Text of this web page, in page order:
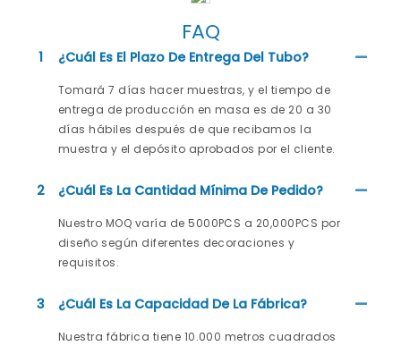
FAQ
1 ¿Cuál Es El Plazo De Entrega Del Tubo?
Tomará 7 días hacer muestras, y el tiempo de
entrega de producción en masa es de 20 a 30
días hábiles después de que recibamos la
muestra y el depósito aprobados por el cliente.
2 ¿Cuál Es La Cantidad Mínima De Pedido?
Nuestro MOQ varía de 5000PCS a 20,000PCS por
diseño según diferentes decoraciones y
requisitos.
3 ¿Cuál Es La Capacidad De La Fábrica?
Nuestra fábrica tiene 10.000 metros cuadrados